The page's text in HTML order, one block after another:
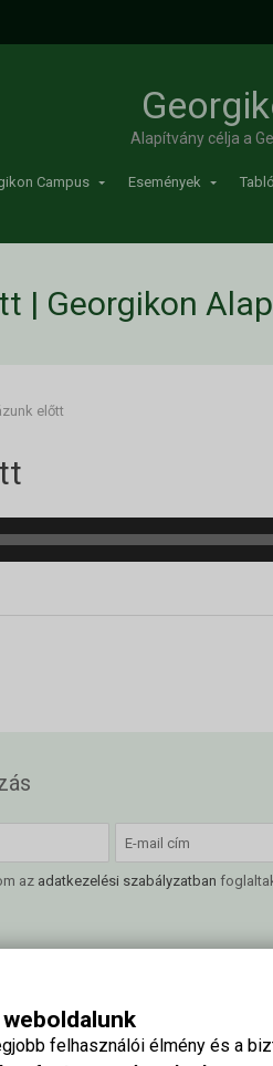
felhasználói élmény és a
Alapítvány célja a
Campus Események
| Georgikon
előtt
az adatkezelési szabályzatban
|site by